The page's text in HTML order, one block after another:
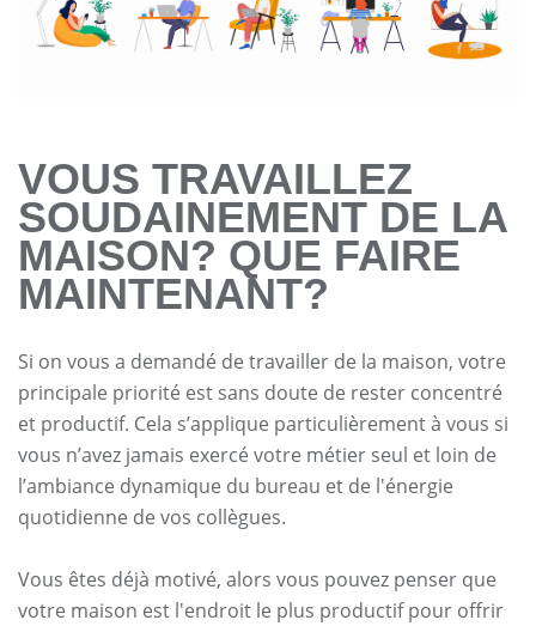
VOUS TRAVAILLEZ
SOUDAINEMENT DE LA
MAISON? QUE FAIRE
MAINTENANT?
Si on vous a demandé de travailler de la maison, votre
principale priorité est sans doute de rester concentré
et productif. Cela s’applique particulièrement à vous si
vous n’avez jamais exercé votre métier seul et loin de
l’ambiance dynamique du bureau et de l'énergie
quotidienne de vos collègues.
Vous êtes déjà motivé, alors vous pouvez penser que
votre maison est l'endroit le plus productif pour offrir